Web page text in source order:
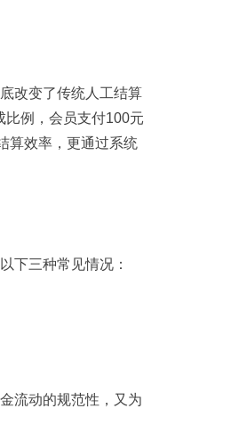
改变了传统人工结算
比例，会员支付100元
算效率，更通过系统
下三种常见情况：
流动的规范性，又为